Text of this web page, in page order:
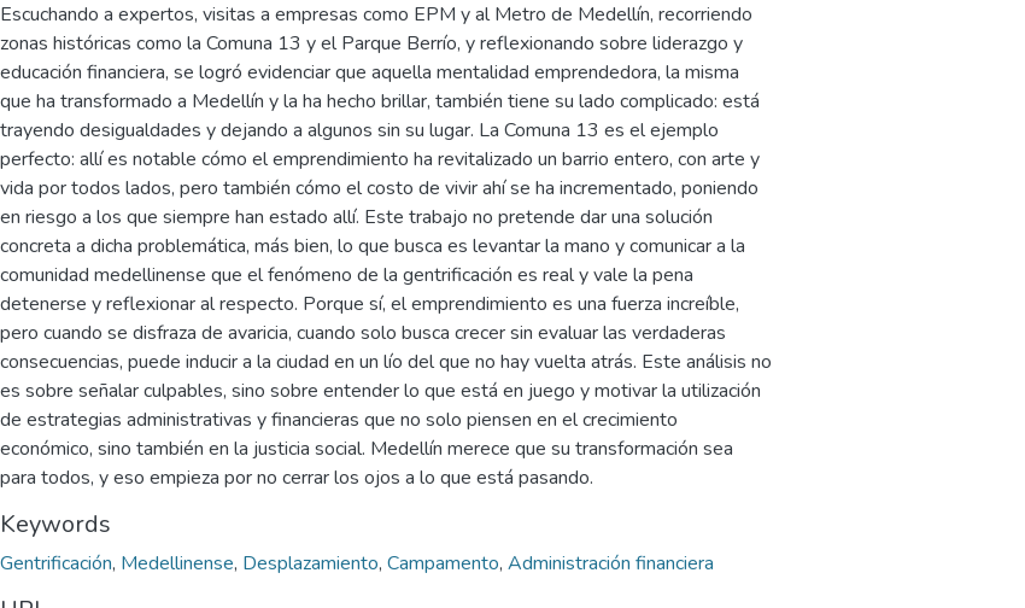
Escuchando a expertos, visitas a empresas como EPM y al Metro de Medellín, recorriendo
zonas históricas como la Comuna 13 y el Parque Berrío, y reflexionando sobre liderazgo y
educación financiera, se logró evidenciar que aquella mentalidad emprendedora, la misma
que ha transformado a Medellín y la ha hecho brillar, también tiene su lado complicado: está
trayendo desigualdades y dejando a algunos sin su lugar. La Comuna 13 es el ejemplo
perfecto: allí es notable cómo el emprendimiento ha revitalizado un barrio entero, con arte y
vida por todos lados, pero también cómo el costo de vivir ahí se ha incrementado, poniendo
en riesgo a los que siempre han estado allí. Este trabajo no pretende dar una solución
concreta a dicha problemática, más bien, lo que busca es levantar la mano y comunicar a la
comunidad medellinense que el fenómeno de la gentrificación es real y vale la pena
detenerse y reflexionar al respecto. Porque sí, el emprendimiento es una fuerza increíble,
pero cuando se disfraza de avaricia, cuando solo busca crecer sin evaluar las verdaderas
consecuencias, puede inducir a la ciudad en un lío del que no hay vuelta atrás. Este análisis no
es sobre señalar culpables, sino sobre entender lo que está en juego y motivar la utilización
de estrategias administrativas y financieras que no solo piensen en el crecimiento
económico, sino también en la justicia social. Medellín merece que su transformación sea
para todos, y eso empieza por no cerrar los ojos a lo que está pasando.
Keywords
Gentrificación, Medellinense, Desplazamiento, Campamento, Administración financiera